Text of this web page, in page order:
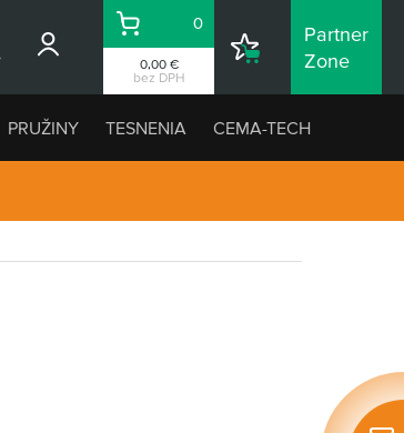
0,00 €
bez DPH
Košík
0
Nákupný
Partner
Zone
PRUŽINY TESNENIA CEMA-TECH